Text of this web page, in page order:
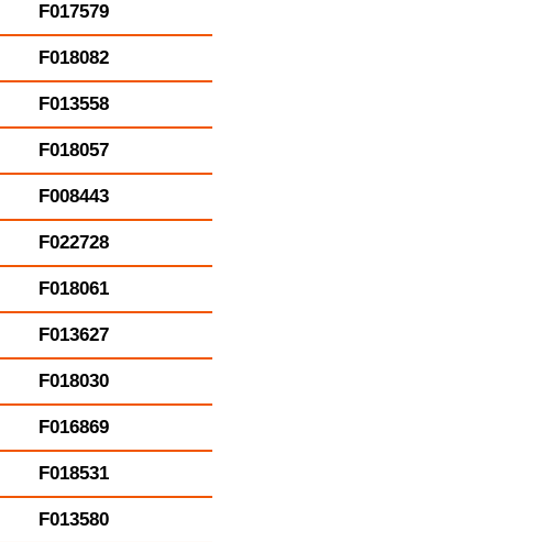
F017579
F018082
F013558
F018057
F008443
F022728
F018061
F013627
F018030
F016869
F018531
F013580